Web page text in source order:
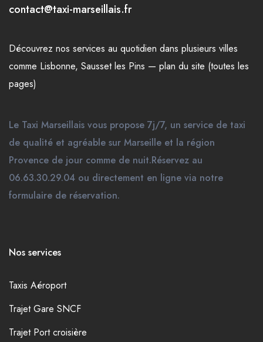
contact@taxi-marseillais.fr
Découvrez nos services au quotidien dans plusieurs villes
comme Lisbonne, Sausset les Pins — plan du site (toutes les
pages)
Le Taxi Marseillais vous propose 7j/7, un service de taxi
de qualité et agréable sur Marseille et la région
Provence de jour comme de nuit.Réservez au
06.63.30.29.04 ou directement en ligne via notre
formulaire de réservation.
Nos services
Taxis Aéroport
Trajet Gare SNCF
Trajet Port croisière